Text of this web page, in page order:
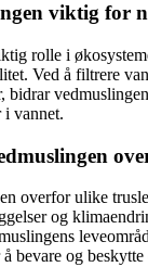
viktig for
rolle i
Ved å filtrere
bidrar
i vannet.
overfor ulike
og
bevare og beskytte